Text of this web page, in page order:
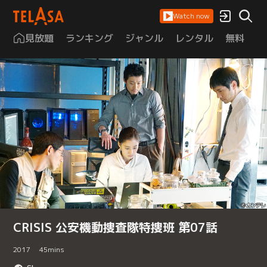
Watch now
見放題 ランキング ジャンル レンタル 無料
CRISIS 公安機動捜査隊特捜班 第07話
2017 45mins